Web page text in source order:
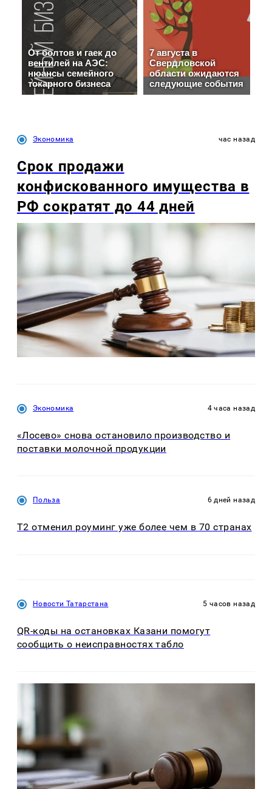
Экономика час назад
Срок продажи
конфискованного имущества в
РФ сократят до 44 дней
Экономика 4 часа назад
«Лосево» снова остановило производство и
поставки молочной продукции
Польза 6 дней назад
Т2 отменил роуминг уже более чем в 70 странах
Новости Татарстана 5 часов назад
QR-коды на остановках Казани помогут
сообщить о неисправностях табло